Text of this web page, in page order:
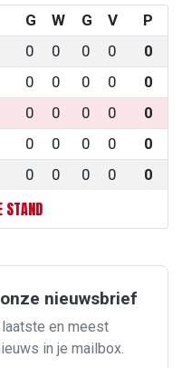
G W G V
P
0 0 0 0
0
0 0 0 0
0
0 0 0 0
0
0 0 0 0
0
0 0 0 0 0
STAND
nieuwsbrief
en meest
in je mailbox.